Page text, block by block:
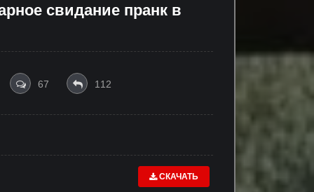
свидание пранк в
67 112
СКАЧАТЬ